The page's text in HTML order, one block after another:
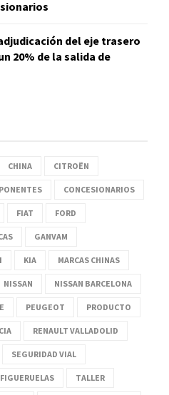
del eje trasero
20% de la salida de
CHINA CITROËN
CONCESIONARIOS
FIAT FORD
GANVAM
KIA MARCAS CHINAS
NISSAN NISSAN BARCELONA
PEUGEOT PRODUCTO
RENAULT VALLADOLID
SEGURIDAD VIAL
TALLER